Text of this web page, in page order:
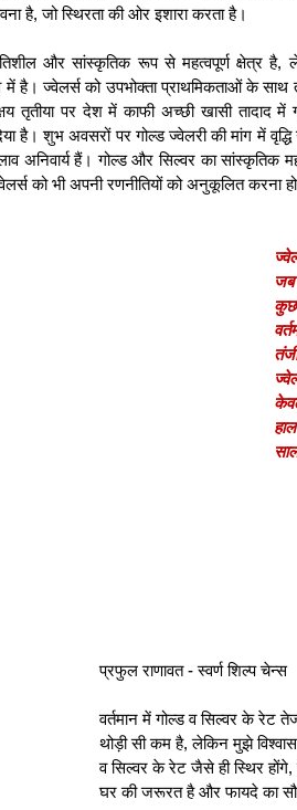
है, जो स्थिरता की ओर इशारा करता है।
और सांस्कृतिक रूप से महत्वपूर्ण क्षेत्र
में है। ज्वेलर्स को उपभोक्ता प्राथमिकताओं के साथ
तृतीया पर देश में काफी अच्छी खासी तादाद
है। शुभ अवसरों पर गोल्ड ज्वेलरी की मांग में वृद्धि
अनिवार्य हैं। गोल्ड और सिल्वर का सांस्कृतिक
को भी अपनी रणनीतियों को अनुकूलित करना
जब
कुछ
प्रफुल राणावत - स्वर्ण शिल्प चेन्स
वर्तमान में गोल्ड व सिल्वर के रेट
थोड़ी सी कम है, लेकिन मुझे
व सिल्वर के रेट जैसे ही स्थिर
घर की जरूरत है और फायदे का